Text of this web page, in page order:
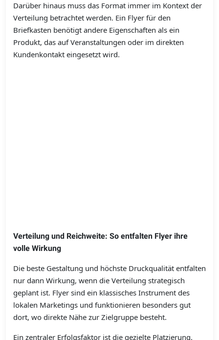
Darüber hinaus muss das Format immer im Kontext der
Verteilung betrachtet werden. Ein Flyer für den
Briefkasten benötigt andere Eigenschaften als ein
Produkt, das auf Veranstaltungen oder im direkten
Kundenkontakt eingesetzt wird.
Verteilung und Reichweite: So entfalten Flyer ihre
volle Wirkung
Die beste Gestaltung und höchste Druckqualität entfalten
nur dann Wirkung, wenn die Verteilung strategisch
geplant ist. Flyer sind ein klassisches Instrument des
lokalen Marketings und funktionieren besonders gut
dort, wo direkte Nähe zur Zielgruppe besteht.
Ein zentraler Erfolgsfaktor ist die gezielte Platzierung.